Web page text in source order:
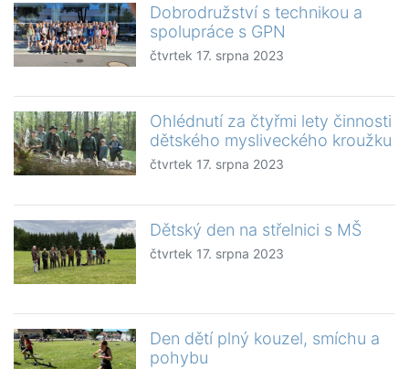
Dobrodružství s technikou a
spolupráce s GPN
čtvrtek 17. srpna 2023
Ohlédnutí za čtyřmi lety činnosti
dětského mysliveckého kroužku
čtvrtek 17. srpna 2023
Dětský den na střelnici s MŠ
čtvrtek 17. srpna 2023
Den dětí plný kouzel, smíchu a
pohybu